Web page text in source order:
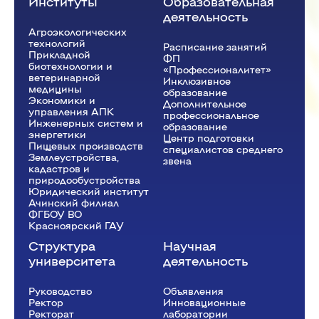
12:15 - 13:45
Акушерство и гинекология(Лаб.)
ауд. В1-12
Лобадин В.Е.В-51.1-22o
В-51.2-22o
Агроэкологических
технологий
Прикладной
биотехнологии и
ветеринарной
медицины
Экономики и
управления АПК
Инженерных систем и
энергетики
Пищевых производств
Землеустройства,
кадастров и
природообустройства
Юридический институт
Ачинский филиал
ФГБОУ ВО
Красноярский ГАУ
деятельность
Расписание занятий
ФП
«Профессионалитет»
Инклюзивное
образование
Дополнительное
профессиональное
образование
Центр подготовки
специалистов среднего
звена
Структура
университета
Руководство
Ректор
Рeкторат
Научная
деятельность
Объявления
Инновационные
лаборатории